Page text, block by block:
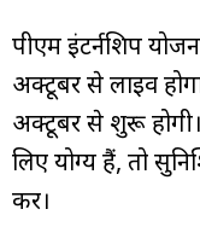
पीएम इंटर्नशिप
अक्टूबर से लाइव
अक्टूबर से शुरू
लिए योग्य हैं, तो
करें।